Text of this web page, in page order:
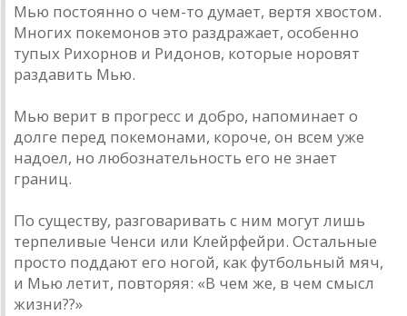
Мью постоянно о чем-то думает, вертя хвостом.
Многих покемонов это раздражает, особенно
тупых Рихорнов и Ридонов, которые норовят
раздавить Мью.
Мью верит в прогресс и добро, напоминает о
долге перед покемонами, короче, он всем уже
надоел, но любознательность его не знает
границ.
По существу, разговаривать с ним могут лишь
терпеливые Ченси или Клейрфейри. Остальные
просто поддают его ногой, как футбольный мяч,
и Мью летит, повторяя: «В чем же, в чем смысл
жизни??»